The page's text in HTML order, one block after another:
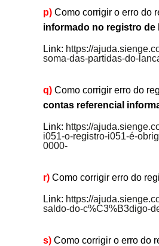
p) Como corrigir o erro do
informado no registro
Link: https://
soma-das-partidas-do-
q) Como corrigir erro do
contas referencial
Link: https://
i051-o-registro-i051-é-
0000-
r) Como corrigir erro do
Link: https://
saldo-do-c%C3%B3digo-
s) Como corrigir o erro do